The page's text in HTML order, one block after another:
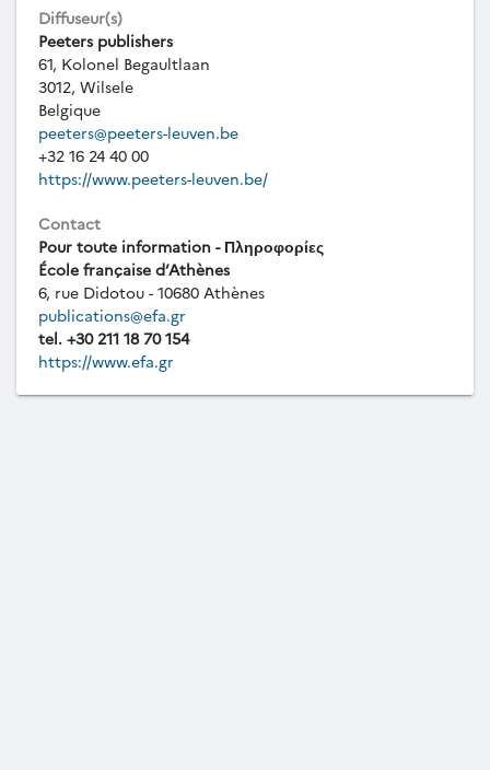
Diffuseur(s)
Peeters publishers
61, Kolonel Begaultlaan
3012, Wilsele
Belgique
peeters@peeters-leuven.be
+32 16 24 40 00
https://www.peeters-leuven.be/
Contact
Pour toute information - Πληροφορίες
École française d’Athènes
6, rue Didotou - 10680 Athènes
publications@efa.gr
tel. +30 211 18 70 154
https://www.efa.gr